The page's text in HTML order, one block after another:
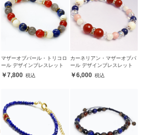
マザーオブパール・トリコロ
ール デザインブレスレット
7,800
カーネリアン・マザーオブパ
ール デザインブレスレット
6,000